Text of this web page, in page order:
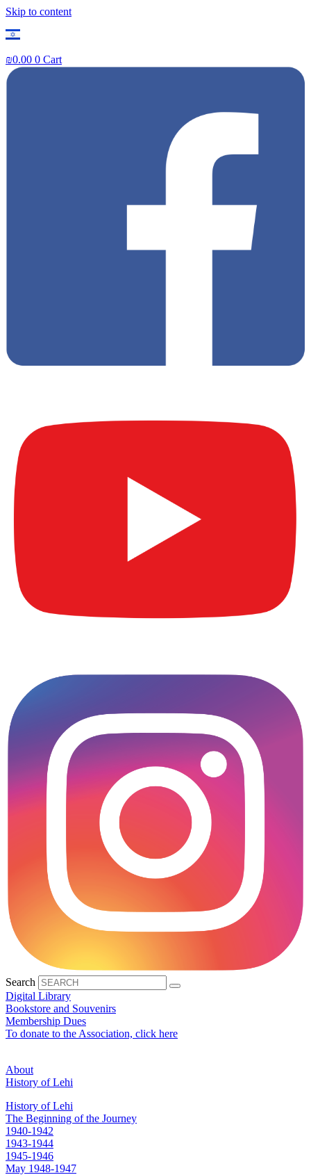
Skip to content
₪0.00 0 Cart
Search
Digital Library
Bookstore and Souvenirs
Membership Dues
To donate to the Association, click here
About
History of Lehi
History of Lehi
The Beginning of the Journey
1940-1942
1943-1944
1945-1946
May 1948-1947